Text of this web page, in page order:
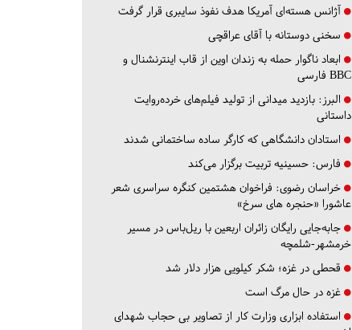
آژانس هسته‌ای آمریکا هدف نفوذ سایبری قرار گرفت
سخنی دوستانه با آقای عراقچی
ابعاد ناگوار حمله به زندان اوین از قاب اینترنشنال و
BBC فارسی
البرز: بازدید میدانی از تولید فیلم‌های خرده‌روایت
داستانی
استادان دانشگاهی که کارگر ساده ساختمانی شدند
فارس: حسینیه تربیت برگزار می‌کند
خراسان رضوی: فراخوان هشتمین کنگره سراسری شعر
عاشورا «حنجره های سرخ»
جابه‌جایی رایگان زائران اربعین با ریل‌باس در مسیر
خرمشهر-شلمچه
قحطی در غزه؛ شکر کیلویی هزار دلار شد
غزه در حال مرگ است
استفاده ابزاری وزارت کار از تصاویر بی حجاب شهدای